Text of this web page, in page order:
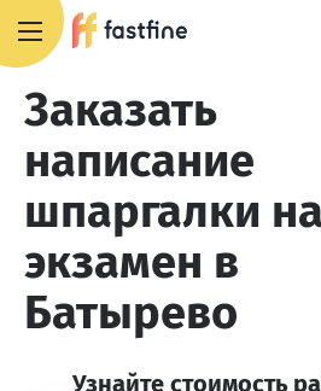
Заказать
написание
шпаргалки на
экзамен в
Батырево
Узнайте стоимость